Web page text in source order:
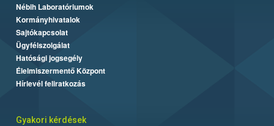
Nébih Laboratóriumok
Kormányhivatalok
Sajtókapcsolat
Ügyfélszolgálat
Hatósági jogsegély
Élelmiszermentő Központ
Hírlevél feliratkozás
Gyakori kérdések